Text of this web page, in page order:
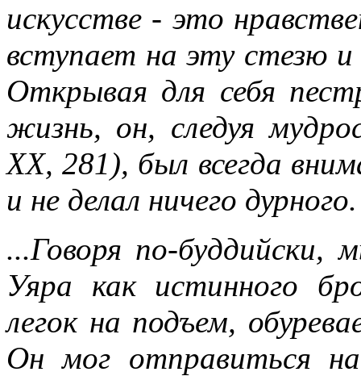
искусстве - это
вступает на эту стезю
Открывая для себя
жизнь, он, следуя
ХХ, 281), был всегда
и не делал ничего дурного.
...Говоря по-буддийски,
Уяра как истинного
легок на подъем,
Он мог отправиться